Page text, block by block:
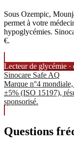
Sous Ozempic,
permet à votre
hypoglycémies.
€.
Lecteur de glycémie ·
Sinocare Safe AQ
Marque n°4
±5% (ISO 15197),
sponsorisé.
Questions